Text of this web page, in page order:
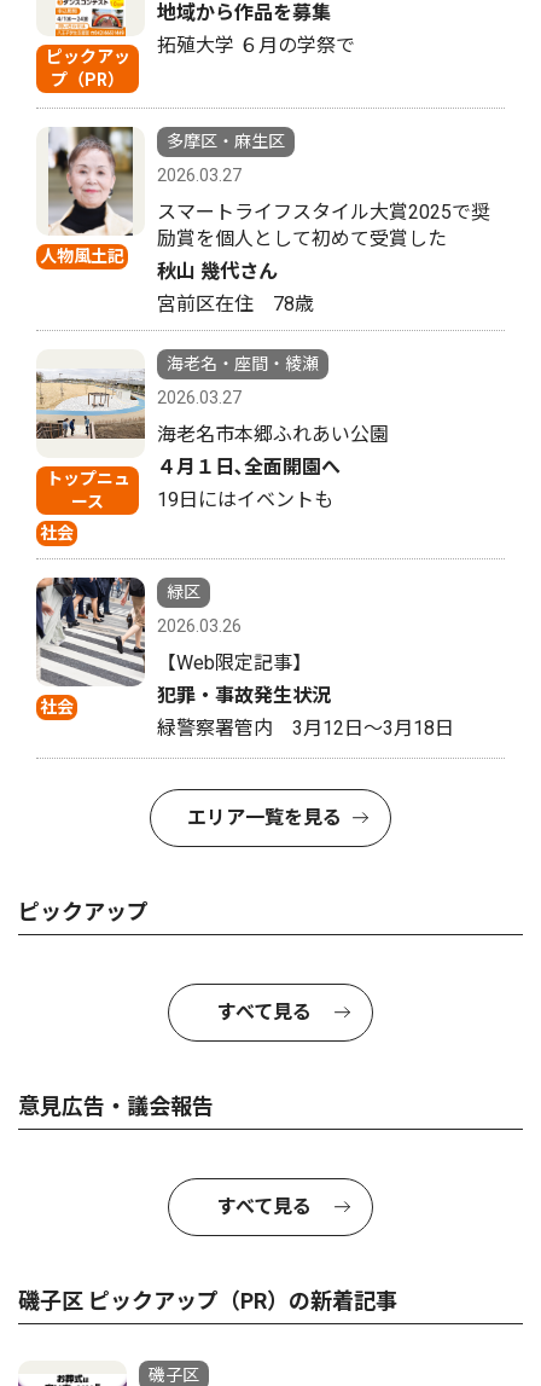
ピックアッ
プ（PR）
地域から作品を募集
拓殖大学 ６月の学祭で
人物風土記
多摩区・麻生区
2026.03.27
スマートライフスタイル大賞2025で奨
励賞を個人として初めて受賞した
秋山 幾代さん
宮前区在住 78歳
トップニュ
ース
社会
海老名・座間・綾瀬
2026.03.27
海老名市本郷ふれあい公園
４月１日､全面開園へ
19日にはイベントも
社会
緑区
2026.03.26
【Web限定記事】
犯罪・事故発生状況
緑警察署管内 3月12日〜3月18日
エリア一覧を見る
ピックアップ
すべて見る
意見広告・議会報告
すべて見る
磯子区 ピックアップ（PR）の新着記事
磯子区